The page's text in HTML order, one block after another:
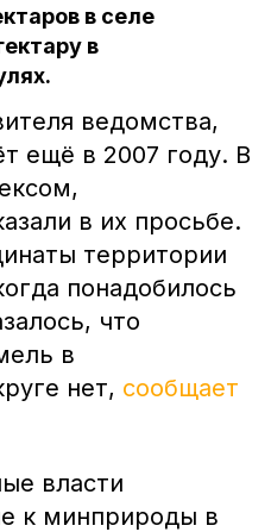
в селе
в
ведомства,
ещё в 2007 году. В
в их просьбе.
территории
понадобилось
что
в
нет, сообщает
власти
к минприроды в